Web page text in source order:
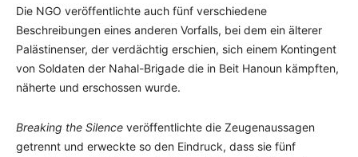
Die NGO veröffentlichte auch fünf verschiedene
Beschreibungen eines anderen Vorfalls, bei dem ein älterer
Palästinenser, der verdächtig erschien, sich einem Kontingent
von Soldaten der Nahal-Brigade die in Beit Hanoun kämpften,
näherte und erschossen wurde.
Breaking the Silence veröffentlichte die Zeugenaussagen
getrennt und erweckte so den Eindruck, dass sie fünf